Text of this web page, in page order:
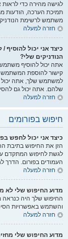
לגישה מהירה כדי
תמיכת הערכה, הודעות
משתמש לרשימת
חזרה למעלה
כיצד אני יכול
הנודניקים שלי?
אתה יכול להוסיף
קישור להוספת המשתמש
למשתמש שלך, אתה יכול
שלהם. אתה יכול גם
חזרה למעלה
חיפוש בפורומים
כיצד אני יכול לחפש
הזן את החיפוש בתיבת
לגשת לחיפוש המתקדם
העמודים בפורום. הדרך
חזרה למעלה
מדוע החיפוש שלי לא
החיפוש שלך היה כנראה
והשתמש באפשרויות
חזרה למעלה
מדוע החיפוש שלי